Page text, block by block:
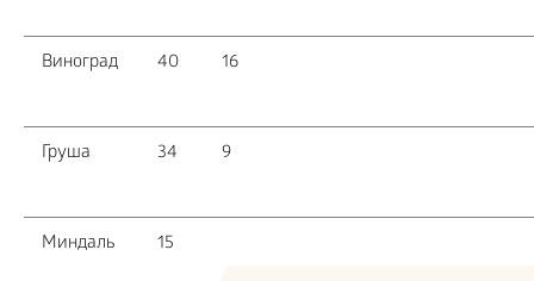
Виноград 40 16
Груша 34 9
Миндаль 15